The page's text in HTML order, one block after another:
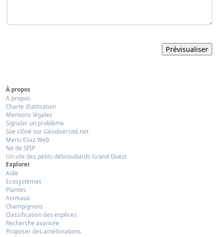
À propos
A propos
Charte d’utilisation
Mentions légales
Signaler un problème
Site clôné sur Géodiversité.net
Merci Eliaz Web
Né de SPIP
Un site des petits débrouillards Grand Ouest
Explorer
Aide
Ecosystèmes
Plantes
Animaux
Champignons
Classification des espèces
Recherche avancée
Proposer des améliorations